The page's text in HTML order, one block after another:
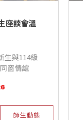
座談會溫
生與114級
窗情誼
師生動態